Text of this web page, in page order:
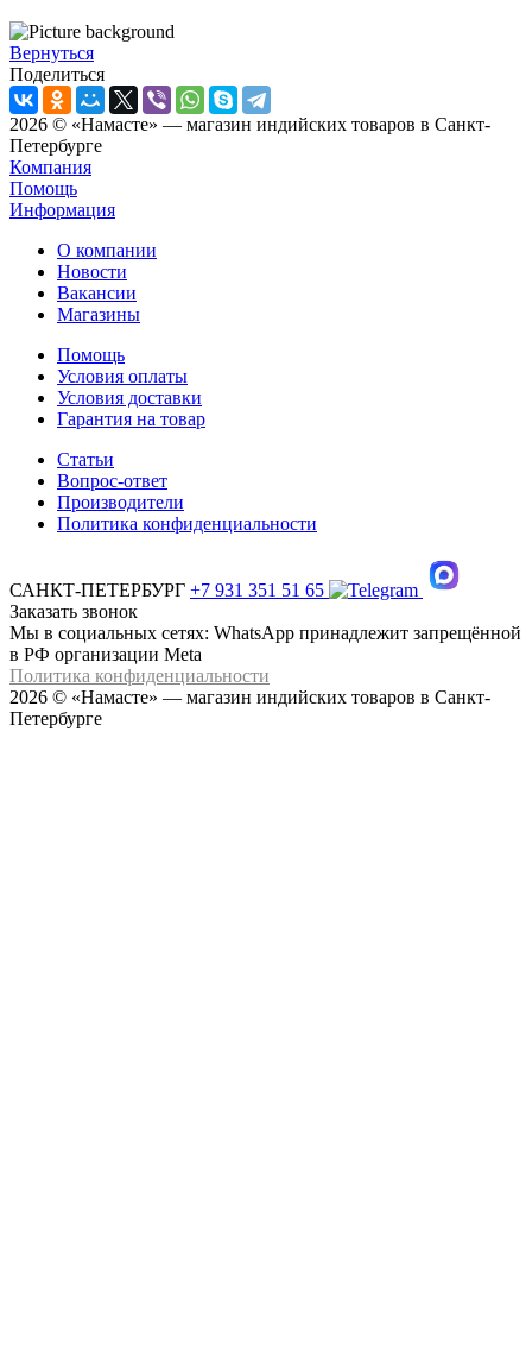
Вернуться
Поделиться
2026 © «Намасте» — магазин индийских товаров в Санкт-
Петербурге
Компания
Помощь
Информация
О компании
Новости
Вакансии
Магазины
Помощь
Условия оплаты
Условия доставки
Гарантия на товар
Статьи
Вопрос-ответ
Производители
Политика конфиденциальности
САНКТ-ПЕТЕРБУРГ +7 931 351 51 65
Заказать звонок
Мы в социальных сетях: WhatsApp принадлежит запрещённой
в РФ организации Meta
Политика конфиденциальности
2026 © «Намасте» — магазин индийских товаров в Санкт-
Петербурге